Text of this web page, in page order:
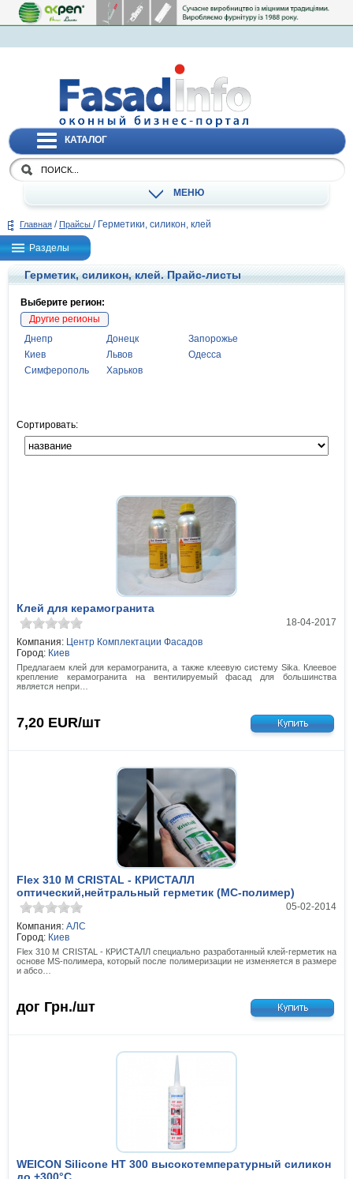
КАТАЛОГ
МЕНЮ
Главная / Прайсы / Герметики, силикон, клей
Разделы
Герметик, силикон, клей. Прайс-листы
Выберите регион:
Другие регионы
Днепр
Донецк
Запорожье
Киев
Львов
Одесса
Симферополь
Харьков
Сортировать:
Клей для керамогранита
18-04-2017
Компания: Центр Комплектации Фасадов
Город: Киев
Предлагаем клей для керамогранита, а также клеевую систему Sika. Клеевое
крепление керамогранита на вентилируемый фасад для большинства
является непри…
7,20 EUR/шт
Flex 310 M CRISTAL - КРИСТАЛЛ
оптический,нейтральный герметик (МС-полимер)
05-02-2014
Компания: АЛС
Город: Киев
Flex 310 M CRISTAL - КРИСТАЛЛ специально разработанный клей-герметик на
основе MS-полимера, который после полимеризации не изменяется в размере
и абсо…
дог Грн./шт
WEICON Silicone НТ 300 высокотемпературный силикон